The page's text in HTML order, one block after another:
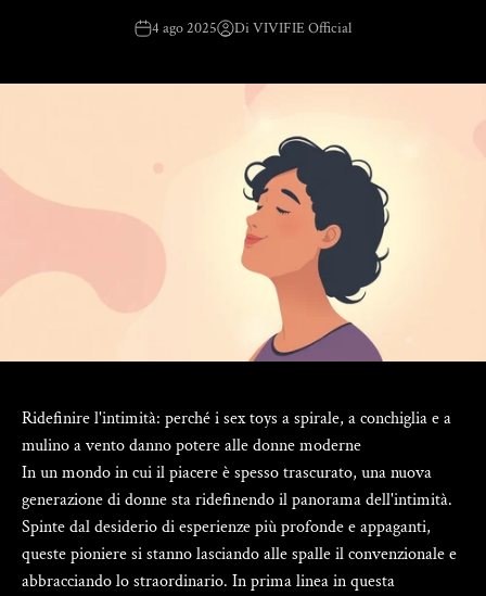
4 ago 2025 Di VIVIFIE Official
Ridefinire l'intimità: perché i sex toys a spirale, a conchiglia e a
mulino a vento danno potere alle donne moderne
In un mondo in cui il piacere è spesso trascurato, una nuova
generazione di donne sta ridefinendo il panorama dell'intimità.
Spinte dal desiderio di esperienze più profonde e appaganti,
queste pioniere si stanno lasciando alle spalle il convenzionale e
abbracciando lo straordinario. In prima linea in questa